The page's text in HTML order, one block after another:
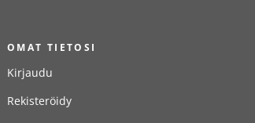
OMAT TIETOSI
Kirjaudu
Rekisteröidy